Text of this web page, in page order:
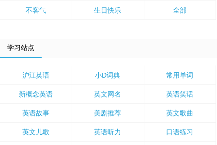
不客气 生日快乐 全部
学习站点
沪江英语 小D词典 常用单词
新概念英语 英文网名 英语笑话
英语故事 美剧推荐 英文歌曲
英文儿歌 英语听力 口语练习